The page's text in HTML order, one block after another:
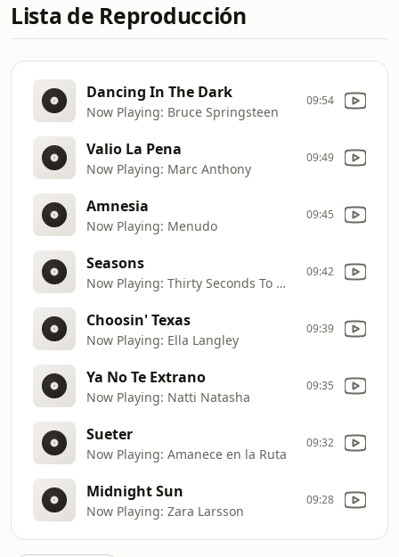
Lista de Reproducción
Dancing In The Dark
Now Playing: Bruce Springsteen
09:54
Valio La Pena
Now Playing: Marc Anthony
09:49
Amnesia
Now Playing: Menudo
09:45
Seasons
Now Playing: Thirty Seconds To Mars
09:42
Choosin' Texas
Now Playing: Ella Langley
09:39
Ya No Te Extrano
Now Playing: Natti Natasha
09:35
Sueter
Now Playing: Amanece en la Ruta
09:32
Midnight Sun
Now Playing: Zara Larsson
09:28